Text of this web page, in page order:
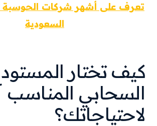
تعرف على أشهر شركات الحوسبة
السعودية
كيف تختار
السحابي المناسب
لاحتياجاتك؟